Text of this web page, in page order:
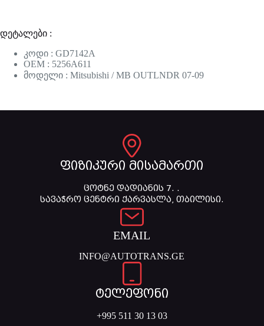
დეტალები :
კოდი : GD7142A
OEM : 5256A611
მოდელი : Mitsubishi / MB OUTLNDR 07-09
ფიზიკური მისამართი
ცოტნე დადიანის 7. .
სავაჭრო ცენტრი ქარვასლა, თბილისი.
EMAIL
INFO@AUTOTRANS.GE
ტელეფონი
+995 511 30 13 03